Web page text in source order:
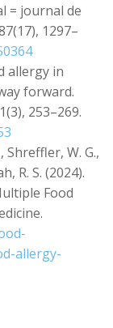
= journal de
1297–
allergy in
forward.
253–269.
Shreffler, W. G.,
R. S. (2024).
Food
allergy-